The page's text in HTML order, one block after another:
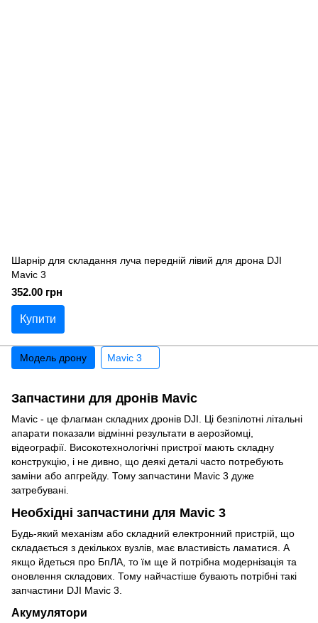
Шарнір для складання луча передній лівий для дрона DJI
Mavic 3
352.00 грн
Купити
Запчастини для дронів Mavic
Mavic - це флагман складних дронів DJI. Ці безпілотні літальні
апарати показали відмінні результати в аерозйомці,
відеографії. Високотехнологічні пристрої мають складну
конструкцію, і не дивно, що деякі деталі часто потребують
заміни або апгрейду. Тому запчастини Mavic 3 дуже
затребувані.
Необхідні запчастини для Mavic 3
Будь-який механізм або складний електронний пристрій, що
складається з декількох вузлів, має властивість ламатися. А
якщо йдеться про БпЛА, то їм ще й потрібна модернізація та
оновлення складових. Тому найчастіше бувають потрібні такі
запчастини DJI Mavic 3.
Акумулятори
Модель дрону Mavic 3